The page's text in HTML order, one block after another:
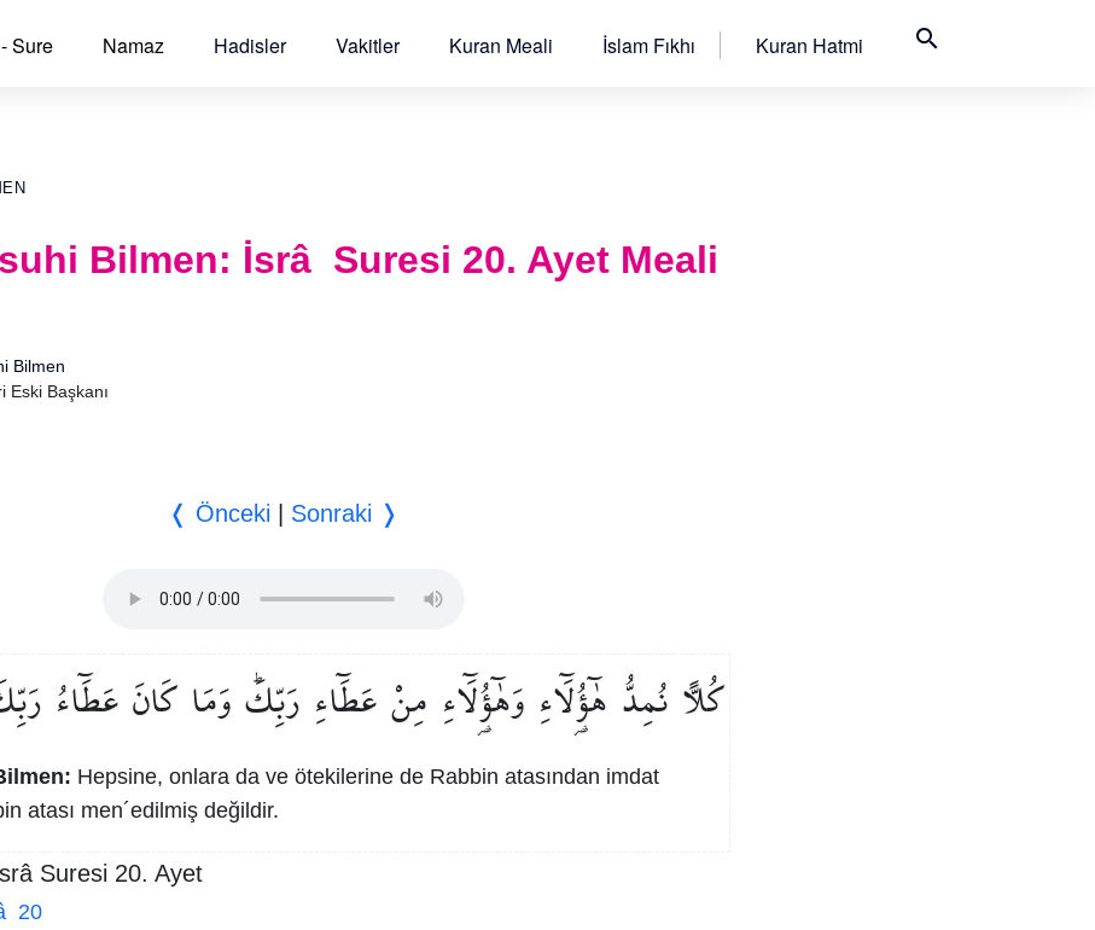
Sure Namaz Hadisler Vakitler Kuran Meali İslam Fıkhı Kuran Hatmi search
Bilmen: İsrâ Suresi 20. Ayet Meali
Bilmen
Eski Başkanı
❬ Önceki | Sonraki ❭
كُلًّا نُمِدُّ هٰٓؤُ۬لَٓاءِ وَهٰٓؤُ۬لَٓاءِ مِنْعَطَٓاءِ رَبِّكَۜوَمَا كَانَعَطَٓاءُ
Hepsine, onlara da ve ötekilerine de Rabbin atasından imdat
atası men´edilmiş değildir.
Suresi 20. Ayet
20